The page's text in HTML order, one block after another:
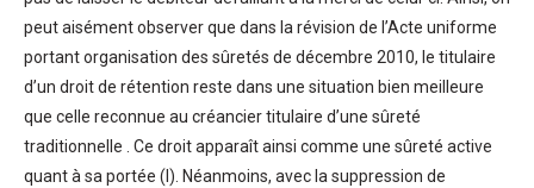
peut aisément observer que dans la révision de l’Acte uniforme
portant organisation des sûretés de décembre 2010, le titulaire
d’un droit de rétention reste dans une situation bien meilleure
que celle reconnue au créancier titulaire d’une sûreté
traditionnelle . Ce droit apparaît ainsi comme une sûreté active
quant à sa portée (I). Néanmoins, avec la suppression de